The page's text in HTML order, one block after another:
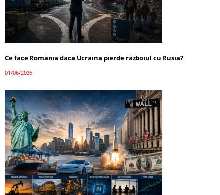
Ce face România dacă Ucraina pierde războiul cu Rusia?
01/06/2026